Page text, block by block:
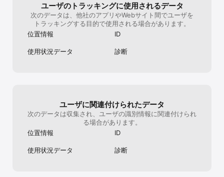
ユーザのトラッキングに使用されるデータ
次のデータは、他社のアプリやWebサイト間でユーザを
トラッキングする目的で使用される場合があります。
位置情報
ID
使用状況データ 診断
ユーザに関連付けられたデータ
次のデータは収集され、ユーザの識別情報に関連付けられ
る場合があります。
位置情報
ID
使用状況データ 診断